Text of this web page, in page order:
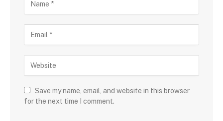
Save my name, email, and website in this browser
for the next time I comment.